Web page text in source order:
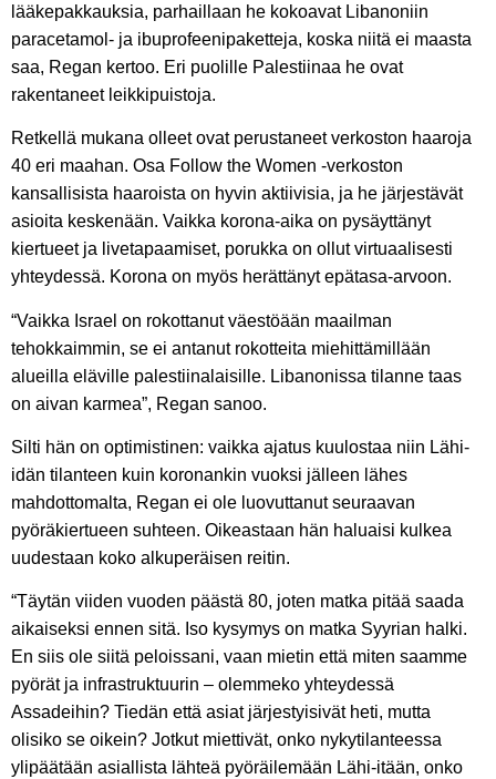
lääkepakkauksia, parhaillaan he kokoavat Libanoniin
paracetamol- ja ibuprofeenipaketteja, koska niitä ei maasta
saa, Regan kertoo. Eri puolille Palestiinaa he ovat
rakentaneet leikkipuistoja.
Retkellä mukana olleet ovat perustaneet verkoston haaroja
40 eri maahan. Osa Follow the Women -verkoston
kansallisista haaroista on hyvin aktiivisia, ja he järjestävät
asioita keskenään. Vaikka korona-aika on pysäyttänyt
kiertueet ja livetapaamiset, porukka on ollut virtuaalisesti
yhteydessä. Korona on myös herättänyt epätasa-arvoon.
“Vaikka Israel on rokottanut väestöään maailman
tehokkaimmin, se ei antanut rokotteita miehittämillään
alueilla eläville palestiinalaisille. Libanonissa tilanne taas
on aivan karmea”, Regan sanoo.
Silti hän on optimistinen: vaikka ajatus kuulostaa niin Lähi-
idän tilanteen kuin koronankin vuoksi jälleen lähes
mahdottomalta, Regan ei ole luovuttanut seuraavan
pyöräkiertueen suhteen. Oikeastaan hän haluaisi kulkea
uudestaan koko alkuperäisen reitin.
“Täytän viiden vuoden päästä 80, joten matka pitää saada
aikaiseksi ennen sitä. Iso kysymys on matka Syyrian halki.
En siis ole siitä peloissani, vaan mietin että miten saamme
pyörät ja infrastruktuurin – olemmeko yhteydessä
Assadeihin? Tiedän että asiat järjestyisivät heti, mutta
olisiko se oikein? Jotkut miettivät, onko nykytilanteessa
ylipäätään asiallista lähteä pyöräilemään Lähi-itään, onko